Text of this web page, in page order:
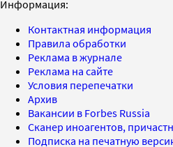
Информация:
Контактная информация
Правила обработки
Реклама в журнале
Реклама на сайте
Условия перепечатки
Архив
Вакансии в Forbes Russia
Сканер иноагентов,
Подписка на печатную